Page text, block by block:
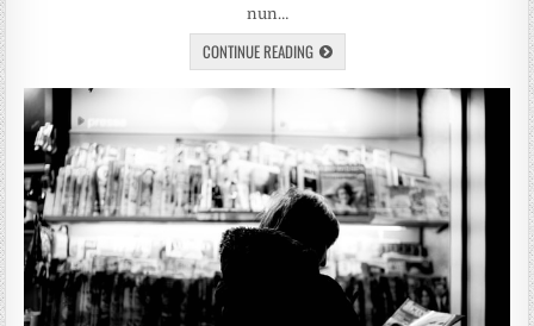
nun…
CONTINUE READING